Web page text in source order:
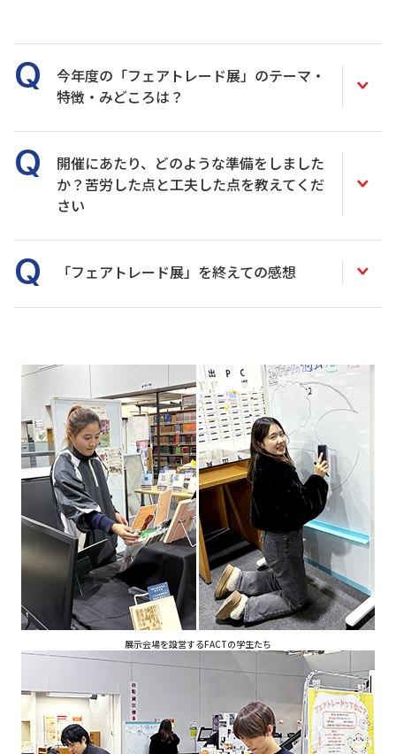
今年度の「フェアトレード展」のテーマ・
特徴・みどころは？
開催にあたり、どのような準備をしました
か？苦労した点と工夫した点を教えてくだ
さい
「フェアトレード展」を終えての感想
展示会場を設営するFACTの学生たち